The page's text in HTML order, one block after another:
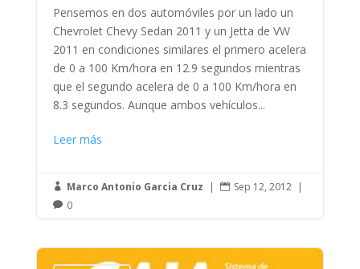
Pensemos en dos automóviles por un lado un
Chevrolet Chevy Sedan 2011 y un Jetta de VW
2011 en condiciones similares el primero acelera
de 0 a 100 Km/hora en 12.9 segundos mientras
que el segundo acelera de 0 a 100 Km/hora en
8.3 segundos. Aunque ambos vehículos...
Leer más
 Marco Antonio Garcia Cruz |  Sep 12, 2012 |
 0